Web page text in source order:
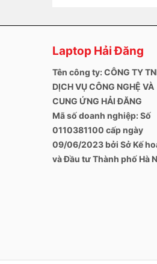
việc với các con số
dùng. Các nút
gõ văn bản mà
cực kỳ phát huy tác
Khu vực bàn di
nhám nên không
cuộn trang web lên
mang theo chuột
Laptop Hải Đăng
Tên công ty: CÔNG TY
DỊCH VỤ CÔNG NGHỆ VÀ
CUNG ỨNG HẢI ĐĂNG
Mã số doanh nghiệp: Số
0110381100 cấp ngày
09/06/2023 bởi Sở Kế
và Đầu tư Thành phố Hà